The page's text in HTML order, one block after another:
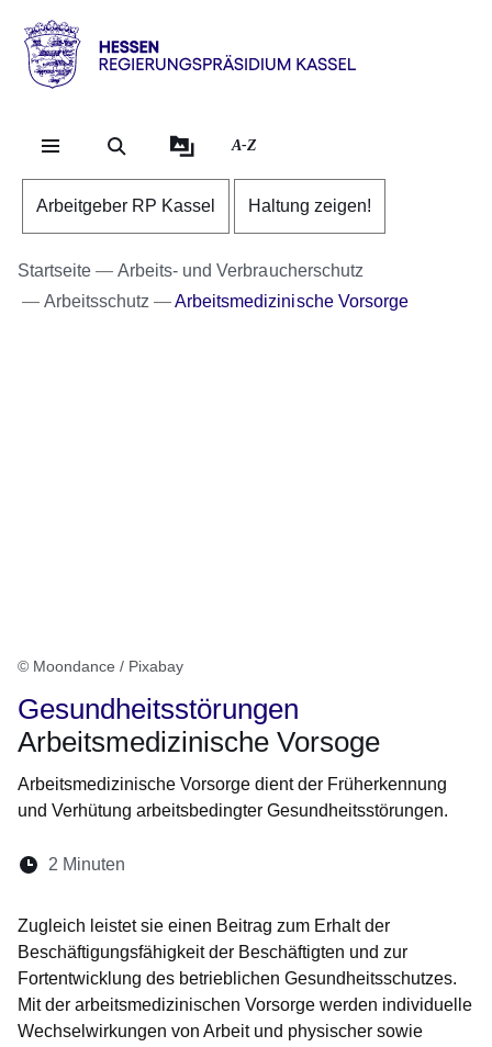
Direkt zum Kopf der
Direkt zum Inhalt
Direkt zum Fuß der
Hessen
RP
A-Z
Arbeitgeber RP Kassel Haltung zeigen!
Startseite
Arbeits- und Verbraucherschutz
Arbeitsschutz
Arbeitsmedizinische Vorsorge
© Moondance / Pixabay
Gesundheitsstörungen
Arbeitsmedizinische Vorsoge
Arbeitsmedizinische Vorsorge dient der Früherkennung
und Verhütung arbeitsbedingter Gesundheitsstörungen.
Lesedauer:
2 Minuten
Zugleich leistet sie einen Beitrag zum Erhalt der
Beschäftigungsfähigkeit der Beschäftigten und zur
Fortentwicklung des betrieblichen Gesundheitsschutzes.
Mit der arbeitsmedizinischen Vorsorge werden individuelle
Wechselwirkungen von Arbeit und physischer sowie